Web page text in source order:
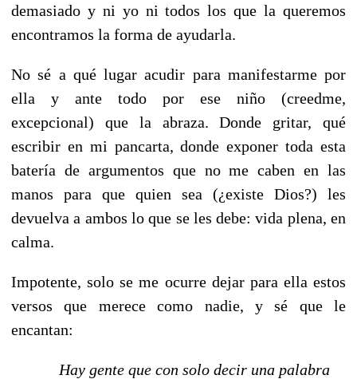
demasiado y ni yo ni todos los que la queremos
encontramos la forma de ayudarla.
No sé a qué lugar acudir para manifestarme por
ella y ante todo por ese niño (creedme,
excepcional) que la abraza. Donde gritar, qué
escribir en mi pancarta, donde exponer toda esta
batería de argumentos que no me caben en las
manos para que quien sea (¿existe Dios?) les
devuelva a ambos lo que se les debe: vida plena, en
calma.
Impotente, solo se me ocurre dejar para ella estos
versos que merece como nadie, y sé que le
encantan:
Hay gente que con solo decir una palabra